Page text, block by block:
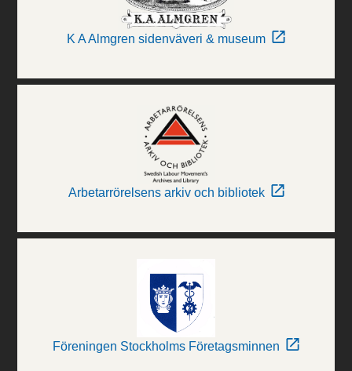
K A Almgren sidenväveri & museum
Arbetarrörelsens arkiv och bibliotek
Föreningen Stockholms Företagsminnen